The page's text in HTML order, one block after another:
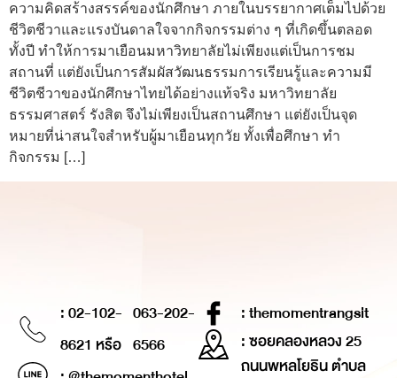
ความคิดสร้างสรรค์ของนักศึกษา ภายในบรรยากาศเต็มไปด้วย
ชีวิตชีวาและแรงบันดาลใจจากกิจกรรมต่าง ๆ ที่เกิดขึ้นตลอด
ทั้งปี ทำให้การมาเยือนมหาวิทยาลัยไม่เพียงแต่เป็นการชม
สถานที่ แต่ยังเป็นการสัมผัสวัฒนธรรมการเรียนรู้และความมี
ชีวิตชีวาของนักศึกษาไทยได้อย่างแท้จริง มหาวิทยาลัย
ธรรมศาสตร์ รังสิต จึงไม่เพียงเป็นสถานศึกษา แต่ยังเป็นจุด
หมายที่น่าสนใจสำหรับผู้มาเยือนทุกวัย ทั้งเพื่อศึกษา ทำ
กิจกรรม […]
: 02-102-
8621 หรือ
063-202-
6566
: themomentrangsit
: ซอยคลองหลวง 25
ถนนพหลโยธิน ตำบล